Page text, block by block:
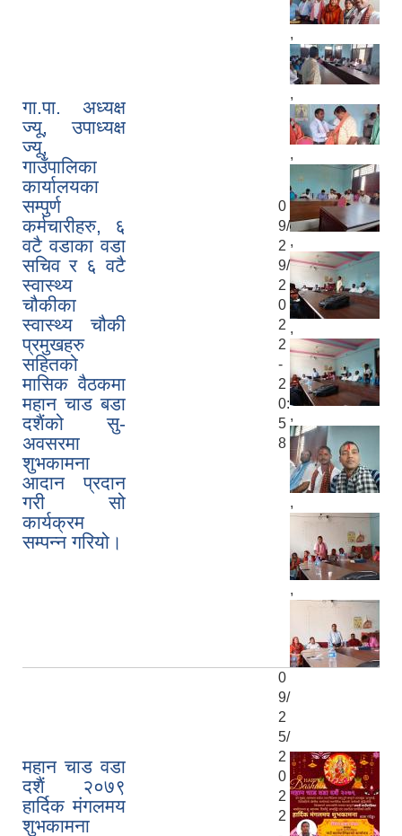
गा.पा. अध्यक्ष
ज्यू, उपाध्यक्ष
ज्यू,
गाउँपालिका
कार्यालयका
सम्पुर्ण
कर्मचारीहरु, ६
वटै वडाका वडा
सचिव र ६ वटै
स्वास्थ्य
चौकीका
स्वास्थ्य चौकी
प्रमुखहरु
सहितको
मासिक वैठकमा
महान चाड बडा
दशैंको सु-
अवसरमा
शुभकामना
आदान प्रदान
गरी सो
कार्यक्रम
सम्पन्न गरियो।
0
9/
2
9/
2
0
2
2
-
2
0:
5
8
,
,
,
,
,
,
,
,
महान चाड वडा
दशैं २०७९
हार्दिक मंगलमय
शुभकामना
0
9/
2
5/
2
0
2
2